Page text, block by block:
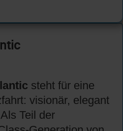
steht für eine
visionär, elegant
Teil der